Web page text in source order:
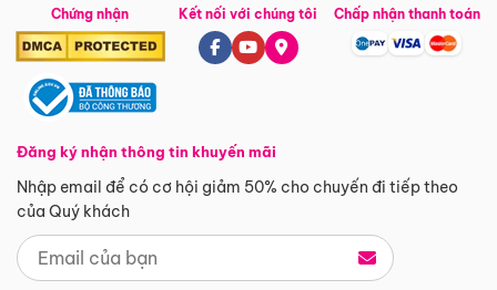
Chứng nhận
Đăng ký nhận thông tin khuyến mãi
Nhập email để có cơ hội giảm 50% cho chuyến đi tiếp theo
của Quý khách
Kết nối với chúng tôi Chấp nhận thanh toán